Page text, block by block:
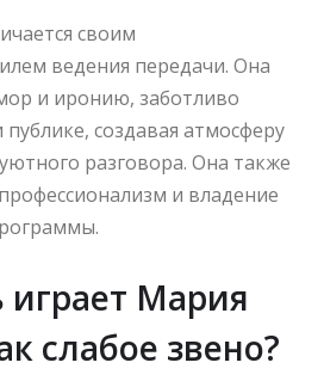
своим
ведения передачи. Она
и иронию, заботливо
публике, создавая атмосферу
разговора. Она также
и владение
играет Мария
слабое звено?